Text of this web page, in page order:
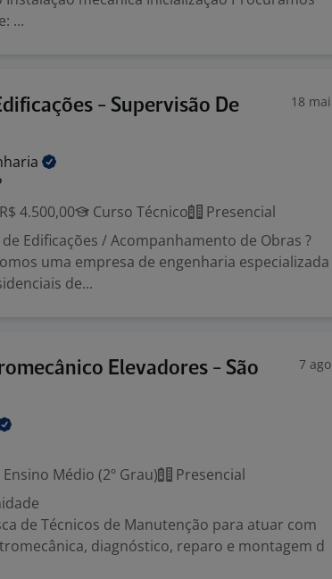
...
- Supervisão De
18 mai
4.500,00
Curso Técnico
Presencial
de Edificações / Acompanhamento de Obras ?
uma empresa de engenharia especializada
de...
Elevadores - São
7 ago
Ensino Médio (2º Grau)
Presencial
de Técnicos de Manutenção para atuar com
diagnóstico, reparo e montagem d